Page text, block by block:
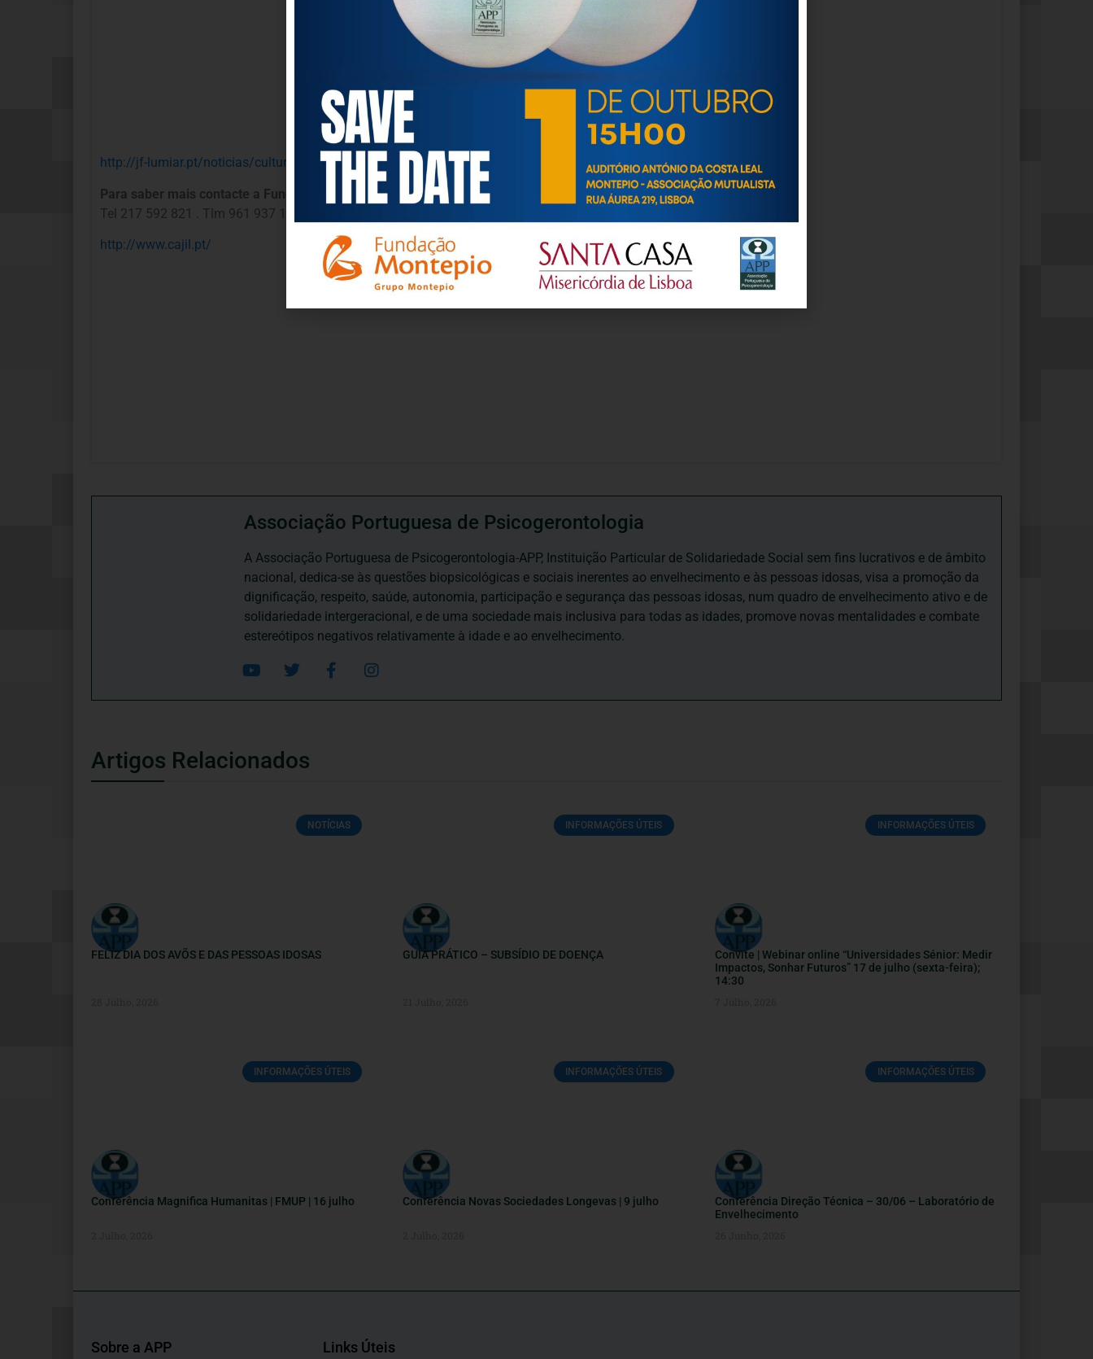
http://jf-lumiar.pt/noticias/cultura/clube-mercearia-lumiar/
Para saber mais contacte a Fundação CAJIL
– Centro de Apoio a Jovens e Idosos do Lumiar
Tel 217 592 821 . Tlm 961 937 189 . Fax 217 574 573 . Rua do Lumiar, 57 . 1750-161 Lisboa . Portugal
http://www.cajil.pt/
Associação Portuguesa de Psicogerontologia
A Associação Portuguesa de Psicogerontologia-APP, Instituição Particular de Solidariedade Social sem fins lucrativos e de âmbito
nacional, dedica-se às questões biopsicológicas e sociais inerentes ao envelhecimento e às pessoas idosas, visa a promoção da
dignificação, respeito, saúde, autonomia, participação e segurança das pessoas idosas, num quadro de envelhecimento ativo e de
solidariedade intergeracional, e de uma sociedade mais inclusiva para todas as idades, promove novas mentalidades e combate
estereótipos negativos relativamente à idade e ao envelhecimento.
Artigos Relacionados
NOTÍCIAS
FELIZ DIA DOS AVÕS E DAS PESSOAS IDOSAS
INFORMAÇÕES ÚTEIS
GUIA PRÁTICO – SUBSÍDIO DE DOENÇA
INFORMAÇÕES ÚTEIS
Convite | Webinar online “Universidades Sénior: Medir
Impactos, Sonhar Futuros” 17 de julho (sexta-feira);
14:30
INFORMAÇÕES ÚTEIS
Conferência Magnifica Humanitas | FMUP | 16 julho
INFORMAÇÕES ÚTEIS
Conferência Novas Sociedades Longevas | 9 julho
INFORMAÇÕES ÚTEIS
Conferência Direção Técnica – 30/06 – Laboratório de
Envelhecimento
Sobre a APP Links Úteis